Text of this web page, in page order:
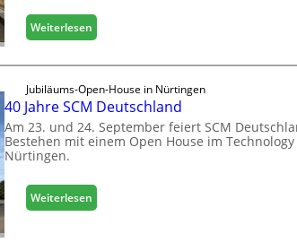
i
k
e
r
e
c
b
i
s
G
s
ä
f
Weiterlesen:
V
t
r
e
t
f
ü
Jubiläums-Open-House in Nürtingen
40 Jahre SCM Deutschland
Am 23. und 24. September feiert SCM
Bestehen mit einem Open House im
Nürtingen.
Weiterlesen:
4